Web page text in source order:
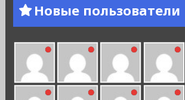
Новые пользователи